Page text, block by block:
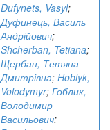
Dufynets, Vasyl;
Дуфинець, Василь
Андрійович;
Shcherban, Tetiana;
Щербан, Тетяна
Дмитрівна; Hoblyk,
Volodymyr; Гоблик,
Володимир
Васильович;